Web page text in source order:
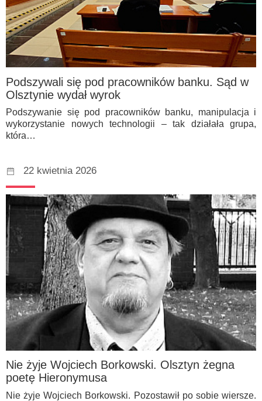
Podszywali się pod pracowników banku. Sąd w
Olsztynie wydał wyrok
Podszywanie się pod pracowników banku, manipulacja i
wykorzystanie nowych technologii – tak działała grupa,
która…
22 kwietnia 2026
Nie żyje Wojciech Borkowski. Olsztyn żegna
poetę Hieronymusa
Nie żyje Wojciech Borkowski. Pozostawił po sobie wiersze.